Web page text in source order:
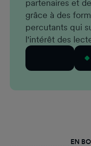
partenaires et
grâce à des
percutants qui
l'intérêt des
EN